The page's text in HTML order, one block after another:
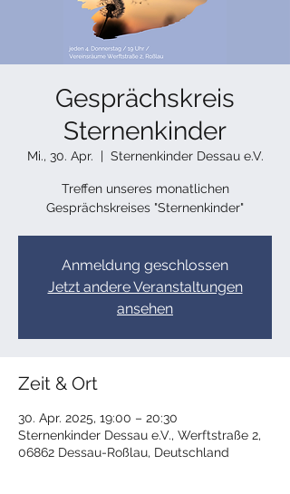
Gesprächskreis
Sternenkinder
Mi., 30. Apr.
  |
Sternenkinder Dessau e.V.
Treffen unseres monatlichen
Gesprächskreises "Sternenkinder"
Anmeldung geschlossen
Jetzt andere Veranstaltungen
ansehen
Zeit & Ort
30. Apr. 2025, 19:00 – 20:30
Sternenkinder Dessau e.V., Werftstraße 2,
06862 Dessau-Roßlau, Deutschland